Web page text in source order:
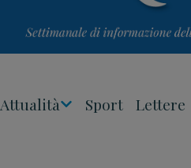
Attualità Sport Lettere